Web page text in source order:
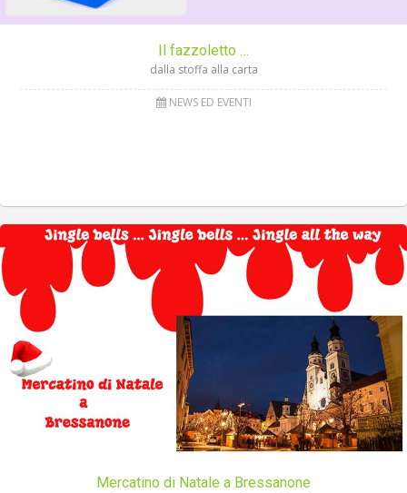
Il fazzoletto …
dalla stoffa alla carta
NEWS ED EVENTI
Mercatino di Natale a Bressanone